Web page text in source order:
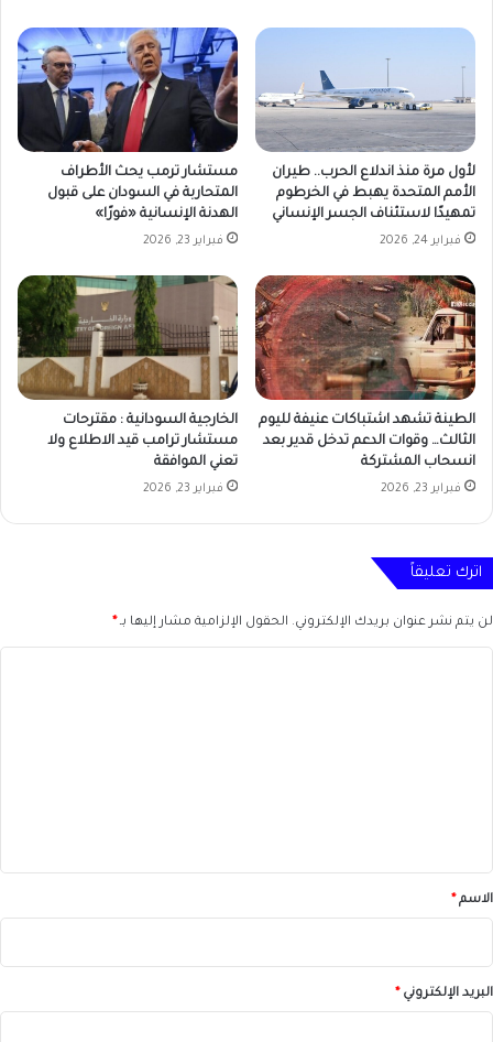
لأول مرة منذ اندلاع الحرب.. طيران
الأمم المتحدة يهبط في الخرطوم
تمهيدًا لاستئناف الجسر الإنساني
فبراير 24, 2026
مستشار ترمب يحث الأطراف
المتحاربة في السودان على قبول
الهدنة الإنسانية «فورًا»
فبراير 23, 2026
الطينة تشهد اشتباكات عنيفة لليوم
الثالث… وقوات الدعم تدخل قدير بعد
انسحاب المشتركة
فبراير 23, 2026
الخارجية السودانية : مقترحات
مستشار ترامب قيد الاطلاع ولا
تعني الموافقة
فبراير 23, 2026
اترك تعليقاً
لن يتم نشر عنوان بريدك الإلكتروني. الحقول الإلزامية مشار إليها بـ *
*الاسم *
البريد الإلكتروني *